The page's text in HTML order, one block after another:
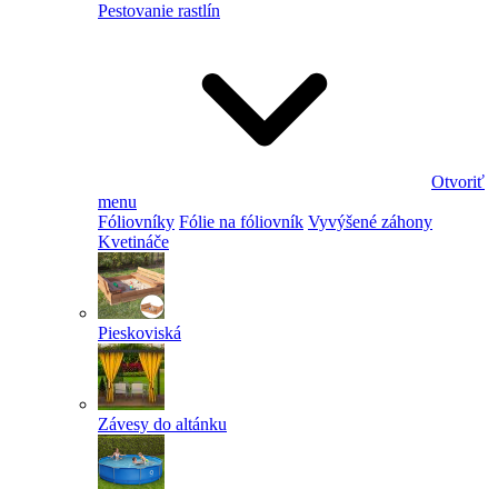
Pestovanie rastlín
Otvoriť
menu
Fóliovníky Fólie na fóliovník Vyvýšené záhony
Kvetináče
Pieskoviská
Závesy do altánku